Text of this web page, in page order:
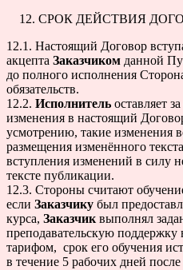
СРОК ДЕЙСТВИЯ
12.1. Настоящий Договор
акцепта Заказчиком данной
до полного исполнения
обязательств.
12.2. Исполнитель оставляет
изменения в настоящий
усмотрению, такие изменения
размещения изменённого
вступления изменений в силу
тексте публикации.
12.3. Стороны считают
если Заказчику был
курса, Заказчик выполнял
преподавательскую
тарифом, срок его обучения
в течение 5 рабочих дней